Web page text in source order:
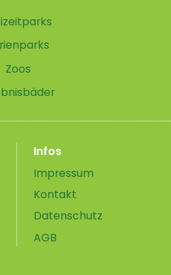
Zoos
Infos
Impressum
Kontakt
Datenschutz
AGB